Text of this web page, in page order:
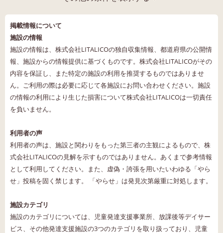
掲載情報について
施設の情報
施設の情報は、株式会社LITALICOの独自収集情報、都道府県の公開情
報、施設からの情報提供に基づくものです。株式会社LITALICOがその
内容を保証し、また特定の施設の利用を推奨するものではありませ
ん。ご利用の際は必要に応じて各施設にお問い合わせください。施設
の情報の利用により生じた損害について株式会社LITALICOは一切責任
を負いません。
利用者の声
利用者の声は、施設と関わりをもった第三者の主観によるもので、株
式会社LITALICOの見解を示すものではありません。あくまで参考情報
として利用してください。また、虚偽・誇張を用いたいわゆる「やら
せ」投稿を固く禁じます。 「やらせ」は発見次第厳重に対処します。
施設カテゴリ
施設のカテゴリについては、児童発達支援事業所、放課後等デイサー
ビス、その他発達支援施設の3つのカテゴリを取り扱っており、児童